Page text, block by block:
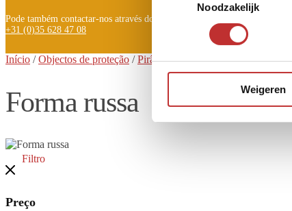
Noodzakelijk
Weigeren
Pode também contactar-nos através do telefone:
+31 (0)35 628 47 08
Início /Objectos de proteção /Pirâmide de shungite/Forma russa
Forma russa
Filtro
Preço